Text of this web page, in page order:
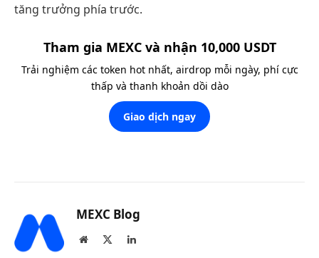
tăng trưởng phía trước.
Tham gia MEXC và nhận 10,000 USDT
Trải nghiệm các token hot nhất, airdrop mỗi ngày, phí cực
thấp và thanh khoản dồi dào
Giao dịch ngay
MEXC Blog
Website LinkedIn